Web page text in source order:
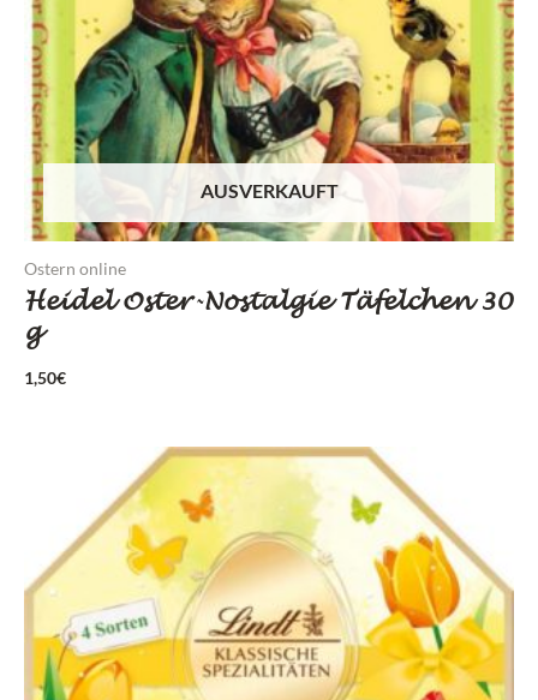
AUSVERKAUFT
Ostern online
Heidel Oster-Nostalgie Täfelchen 30
g
1,50€